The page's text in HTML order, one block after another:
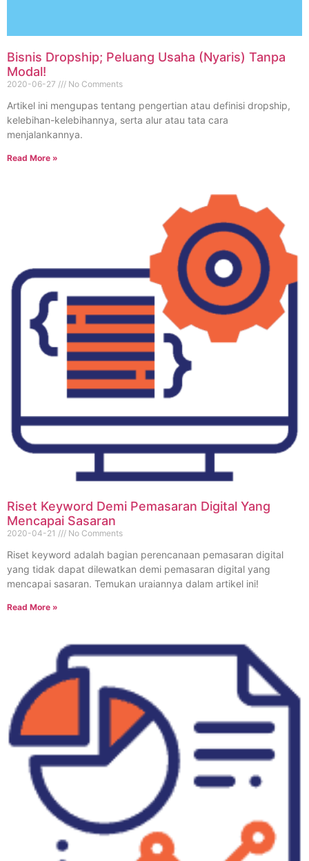
Bisnis Dropship; Peluang Usaha (Nyaris) Tanpa
Modal!
2020-06-27 No Comments
Artikel ini mengupas tentang pengertian atau definisi dropship,
kelebihan-kelebihannya, serta alur atau tata cara
menjalankannya.
Read More »
Riset Keyword Demi Pemasaran Digital Yang
Mencapai Sasaran
2020-04-21 No Comments
Riset keyword adalah bagian perencanaan pemasaran digital
yang tidak dapat dilewatkan demi pemasaran digital yang
mencapai sasaran. Temukan uraiannya dalam artikel ini!
Read More »